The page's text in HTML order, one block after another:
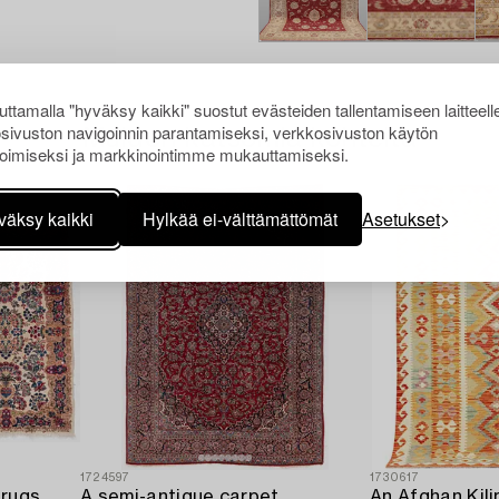
"hyväksy kaikki" suostut evästeiden tallentamiseen
navigoinnin parantamiseksi, verkkosivuston käytön
ja markkinointimme mukauttamiseksi.
kaikki Hylkää ei-välttämättömät Asetukset
Muiden katsomia kohteita
1724597 1730617